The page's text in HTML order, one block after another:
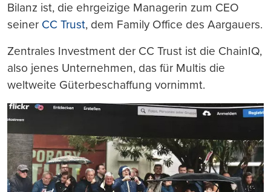
Bilanz ist, die ehrgeizige Managerin zum CEO
seiner CC Trust, dem Family Office des Aargauers.
Zentrales Investment der CC Trust ist die ChainIQ,
also jenes Unternehmen, das für Multis die
weltweite Güterbeschaffung vornimmt.